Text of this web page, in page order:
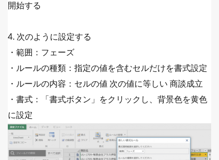
開始する
4. 次のように設定する
・範囲：フェーズ
・ルールの種類：指定の値を含むセルだけを書式設定
・ルールの内容：セルの値 次の値に等しい 商談成立
・書式：「書式ボタン」をクリックし、背景色を黄色
に設定